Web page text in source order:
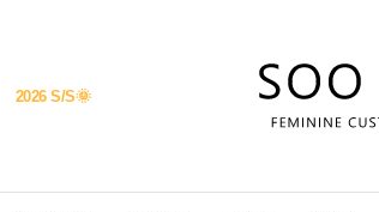
2026 S/S🌞